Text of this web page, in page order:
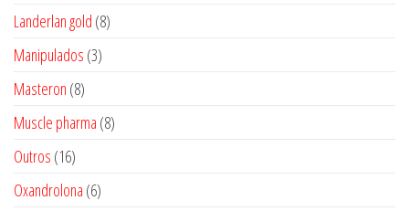
produtos
Landerlan gold 88
Manipulados 33
Masteron 88
produtos
Muscle pharma 88
Outros 1616
produtos
Oxandrolona 66